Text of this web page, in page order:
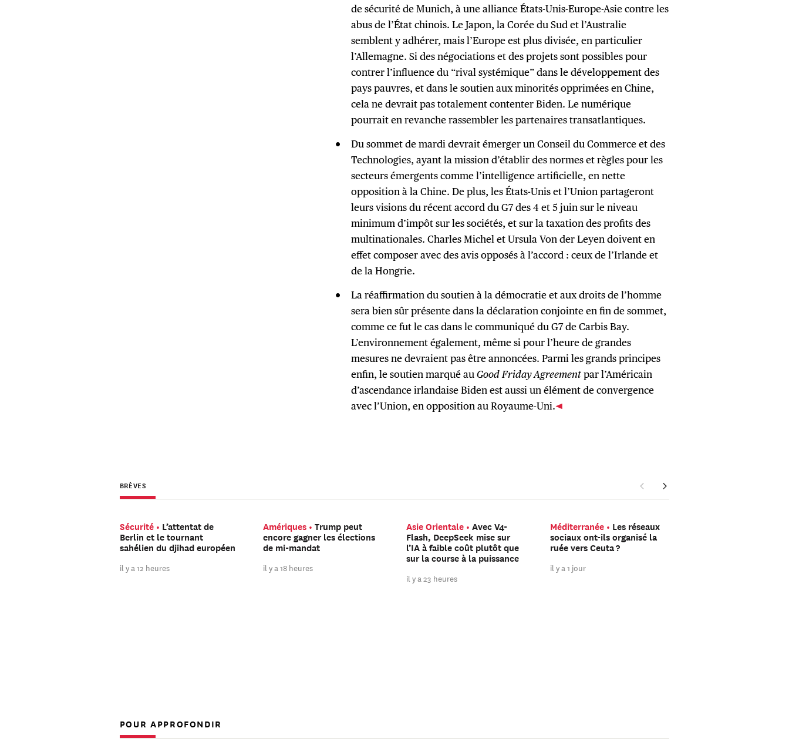
de sécurité de Munich, à une alliance États-Unis-Europe-Asie contre les
abus de l’État chinois. Le Japon, la Corée du Sud et l’Australie
semblent y adhérer, mais l’Europe est plus divisée, en particulier
l’Allemagne. Si des négociations et des projets sont possibles pour
contrer l’influence du “rival systémique” dans le développement des
pays pauvres, et dans le soutien aux minorités opprimées en Chine,
cela ne devrait pas totalement contenter Biden. Le numérique
pourrait en revanche rassembler les partenaires transatlantiques.
Du sommet de mardi devrait émerger un Conseil du Commerce et des
Technologies, ayant la mission d’établir des normes et règles pour les
secteurs émergents comme l’intelligence artificielle, en nette
opposition à la Chine. De plus, les États-Unis et l’Union partageront
leurs visions du récent accord du G7 des 4 et 5 juin sur le niveau
minimum d’impôt sur les sociétés, et sur la taxation des profits des
multinationales. Charles Michel et Ursula Von der Leyen doivent en
effet composer avec des avis opposés à l’accord : ceux de l’Irlande et
de la Hongrie.
La réaffirmation du soutien à la démocratie et aux droits de l’homme
sera bien sûr présente dans la déclaration conjointe en fin de sommet,
comme ce fut le cas dans le communiqué du G7 de Carbis Bay.
L’environnement également, même si pour l’heure de grandes
mesures ne devraient pas être annoncées. Parmi les grands principes
enfin, le soutien marqué au Good Friday Agreementpar l’Américain
d’ascendance irlandaise Biden est aussi un élément de convergence
avec l’Union, en opposition au Royaume-Uni.
BRÈVES
Sécurité
L’attentat de
Berlin et le tournant
sahélien du djihad européen
il y a 12 heures
Amériques
Trump peut
encore gagner les élections
de mi-mandat
il y a 18 heures
Asie Orientale
Avec V4-
Flash, DeepSeek mise sur
l’IA à faible coût plutôt que
sur la course à la puissance
il y a 23 heures
Méditerranée
Les réseaux
sociaux ont-ils organisé la
ruée vers Ceuta ?
il y a 1 jour
POUR APPROFONDIR